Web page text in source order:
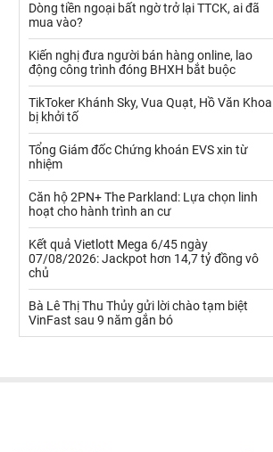
Palladium
Rau - Củ -Quả Sắt thép
Sữa
Than Thức ăn chăn nuôi
Thủy hải sản khác
Vàng
VLXD khác Xăng dầu
Dòng tiền ngoại bất ngờ trở lại TTCK, ai đã
mua vào?
Kiến nghị đưa người bán hàng online, lao
động công trình đóng BHXH bắt buộc
TikToker Khánh Sky, Vua Quạt, Hồ Văn Khoa
bị khởi tố
Tổng Giám đốc Chứng khoán EVS xin từ
nhiệm
Căn hộ 2PN+ The Parkland: Lựa chọn linh
hoạt cho hành trình an cư
Kết quả Vietlott Mega 6/45 ngày
07/08/2026: Jackpot hơn 14,7 tỷ đồng vô
chủ
Bà Lê Thị Thu Thủy gửi lời chào tạm biệt
VinFast sau 9 năm gắn bó